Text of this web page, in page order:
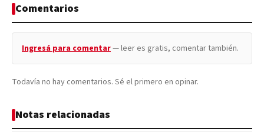
Comentarios
Ingresá para comentar— leer es gratis, comentar también.
Todavía no hay comentarios. Sé el primero en opinar.
Notas relacionadas